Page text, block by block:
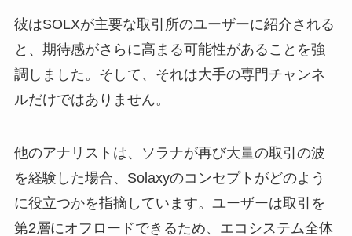
彼はSOLXが主要な取引所のユーザーに紹介される
と、期待感がさらに高まる可能性があることを強
調しました。そして、それは大手の専門チャンネ
ルだけではありません。
他のアナリストは、ソラナが再び大量の取引の波
を経験した場合、Solaxyのコンセプトがどのよう
に役立つかを指摘しています。ユーザーは取引を
第2層にオフロードできるため、エコシステム全体